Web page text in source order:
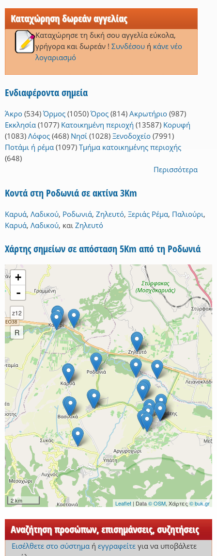
Καταχώρηση δωρεάν αγγελίας
Καταχώρησε τη δική σου αγγελία εύκολα,
γρήγορα και δωρεάν ! Συνδέσουή κάνε νέο
λογαριασμό
Ενδιαφέροντα σημεία
Άκρο (534) Όρμος (1050) Όρος (814) Ακρωτήριο (987)
Εκκλησία (1077) Κατοικημένη περιοχή (13587) Κορυφή
(1083) Λόφος (468) Νησί (1028) Ξενοδοχείο (7991)
Ποτάμι ή ρέμα (1097) Τμήμα κατοικημένης περιοχής
(648)
Περισσότερα
Κοντά στη Ροδωνιά σε ακτίνα 3Km
Καρυά, Λαδικού, Ροδωνιά, Ζηλευτό, Ξεριάς Ρέμα, Παλιούρι,
Καρυά, Λαδικού, και Ζηλευτό
Χάρτης σημείων σε απόσταση 5Km από τη Ροδωνιά
+
-
z12
R
2 km Leaflet | Data© OSM, Χάρτες© buk.gr
Αναζήτηση προσώπων, επισημάνσεις, συζητήσεις
Εισέλθετε στο σύστημαή εγγραφείτεγια να υποβάλετε